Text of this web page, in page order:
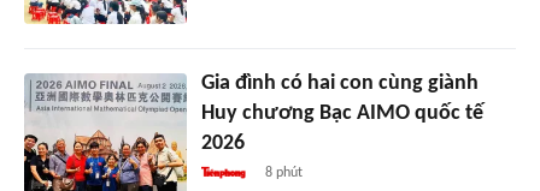
Gia đình có hai con cùng giành
Huy chương Bạc AIMO quốc tế
2026
8 phút